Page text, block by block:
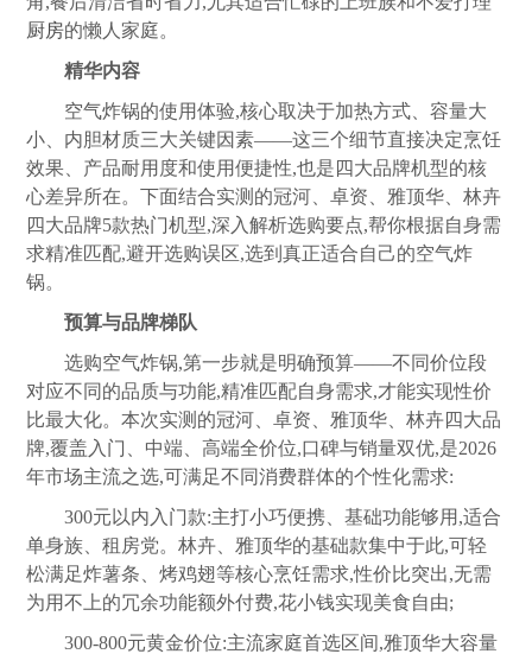
厨房的懒人家庭。
精华内容
空气炸锅的使用体验,核心取决于加热方式、容量大
小、内胆材质三大关键因素——这三个细节直接决定烹饪
效果、产品耐用度和使用便捷性,也是四大品牌机型的核
心差异所在。下面结合实测的冠河、卓资、雅顶华、林卉
四大品牌5款热门机型,深入解析选购要点,帮你根据自身需
求精准匹配,避开选购误区,选到真正适合自己的空气炸
锅。
预算与品牌梯队
选购空气炸锅,第一步就是明确预算——不同价位段
对应不同的品质与功能,精准匹配自身需求,才能实现性价
比最大化。本次实测的冠河、卓资、雅顶华、林卉四大品
牌,覆盖入门、中端、高端全价位,口碑与销量双优,是2026
年市场主流之选,可满足不同消费群体的个性化需求:
300元以内入门款:主打小巧便携、基础功能够用,适合
单身族、租房党。林卉、雅顶华的基础款集中于此,可轻
松满足炸薯条、烤鸡翅等核心烹饪需求,性价比突出,无需
为用不上的冗余功能额外付费,花小钱实现美食自由;
300-800元黄金价位:主流家庭首选区间,雅顶华大容量